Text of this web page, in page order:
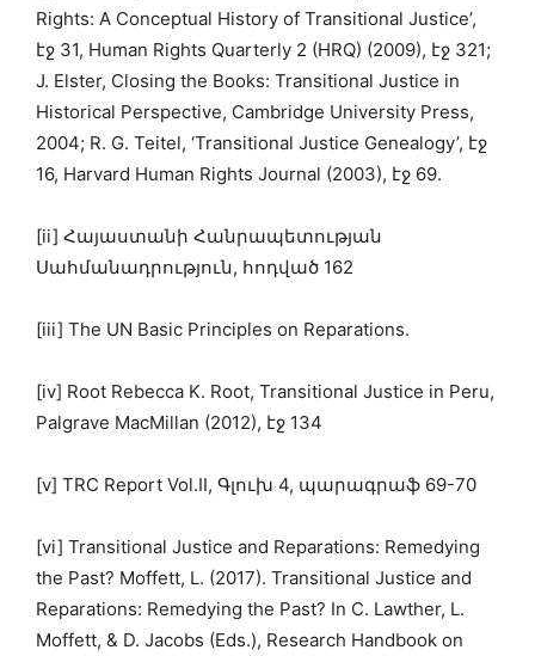
Rights: A Conceptual History of Transitional Justice’,
էջ 31, Human Rights Quarterly 2 (HRQ) (2009), էջ 321;
J. Elster, Closing the Books: Transitional Justice in
Historical Perspective, Cambridge University Press,
2004; R. G. Teitel, ‘Transitional Justice Genealogy’, էջ
16, Harvard Human Rights Journal (2003), էջ 69.
[ii] Հայաստանի Հանրապետության
Սահմանադրություն, հոդված 162
[iii] The UN Basic Principles on Reparations.
[iv] Root Rebecca K. Root, Transitional Justice in Peru,
Palgrave MacMillan (2012), էջ 134
[v] TRC Report Vol.II, Գլուխ 4, պարագրաֆ 69-70
[vi] Transitional Justice and Reparations: Remedying
the Past? Moffett, L. (2017). Transitional Justice and
Reparations: Remedying the Past? In C. Lawther, L.
Moffett, & D. Jacobs (Eds.), Research Handbook on